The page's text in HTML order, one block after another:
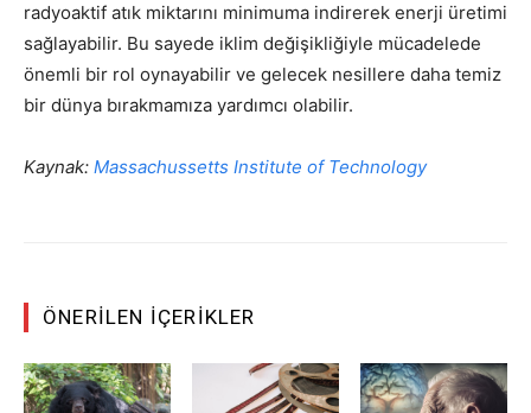
radyoaktif atık miktarını minimuma indirerek enerji üretimi
sağlayabilir. Bu sayede iklim değişikliğiyle mücadelede
önemli bir rol oynayabilir ve gelecek nesillere daha temiz
bir dünya bırakmamıza yardımcı olabilir.
Kaynak: Massachussetts Institute of Technology
ÖNERILEN İÇERIKLER